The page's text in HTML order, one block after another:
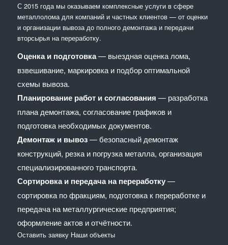
С 2015 года мы оказываем комплексные услуги в сфере
металлолома для компаний и частных клиентов — от оценки
и организации вывоза до полного демонтажа и передачи
вторсырья на переработку.
Оценка и подготовка— выездная оценка лома,
взвешивание, маркировка и подбор оптимальной
схемы вывоза.
Планирование работ и согласования — разработка
плана демонтажа, согласование графиков и
подготовка необходимых документов.
Демонтаж и вывоз— безопасный демонтаж
конструкций, резка и погрузка металла, организация
специализированного транспорта.
Сортировка и передача на переработку—
сортировка по фракциям, подготовка к переработке и
передача на металлургические предприятия;
оформление актов и отчётности.
Оставить заявку Наши объекты